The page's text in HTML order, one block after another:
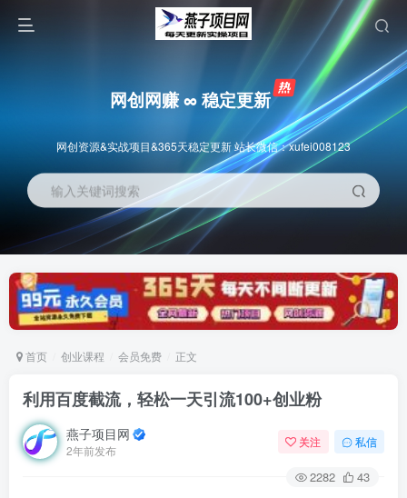
网创网赚 ∞ 稳定更新
网创资源&实战项目&365天稳定更新 站长微信：xufei008123
输入关键词搜索
首页 创业课程 会员免费 正文
利用百度截流，轻松一天引流100+创业粉
燕子项目网
2年前发布
关注 私信
2282 43